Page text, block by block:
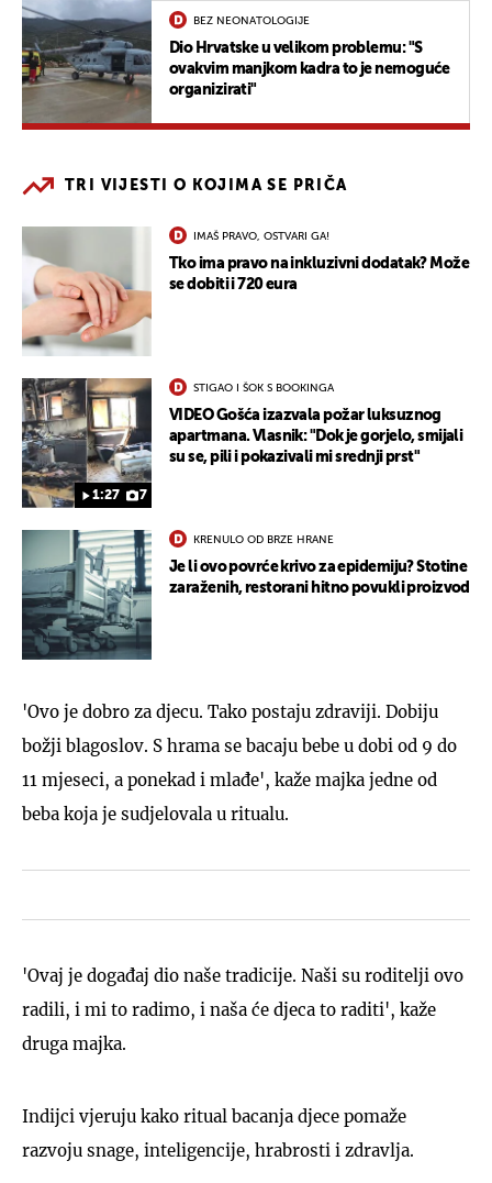
BEZ NEONATOLOGIJE
Dio Hrvatske u velikom problemu: "S
ovakvim manjkom kadra to je nemoguće
organizirati"
TRI VIJESTI O KOJIMA SE PRIČA
IMAŠ PRAVO, OSTVARI GA!
Tko ima pravo na inkluzivni dodatak? Može
se dobiti i 720 eura
1:27 7
STIGAO I ŠOK S BOOKINGA
VIDEO Gošća izazvala požar luksuznog
apartmana. Vlasnik: "Dok je gorjelo, smijali
su se, pili i pokazivali mi srednji prst"
KRENULO OD BRZE HRANE
Je li ovo povrće krivo za epidemiju? Stotine
zaraženih, restorani hitno povukli proizvod
'Ovo je dobro za djecu. Tako postaju zdraviji. Dobiju
božji blagoslov. S hrama se bacaju bebe u dobi od 9 do
11 mjeseci, a ponekad i mlađe', kaže majka jedne od
beba koja je sudjelovala u ritualu.
'Ovaj je događaj dio naše tradicije. Naši su roditelji ovo
radili, i mi to radimo, i naša će djeca to raditi', kaže
druga majka.
Indijci vjeruju kako ritual bacanja djece pomaže
razvoju snage, inteligencije, hrabrosti i zdravlja.